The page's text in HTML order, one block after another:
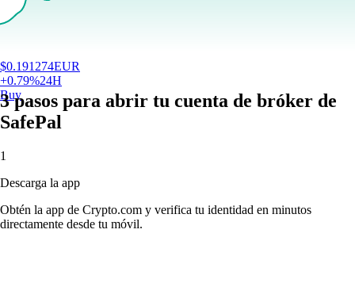
$0.191274EUR
+0.79%24H
Buy
3 pasos para abrir tu cuenta de bróker de
SafePal
1
Descarga la app
Obtén la app de Crypto.com y verifica tu identidad en minutos
directamente desde tu móvil.